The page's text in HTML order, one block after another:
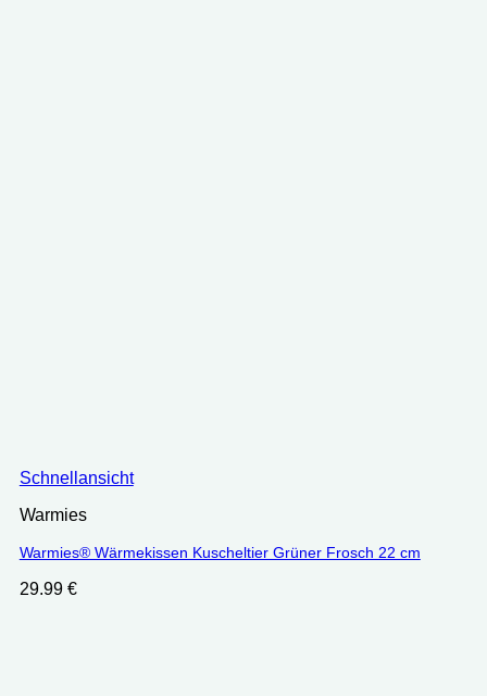
Schnellansicht
Warmies
Warmies® Wärmekissen Kuscheltier Grüner Frosch 22 cm
29.99 €